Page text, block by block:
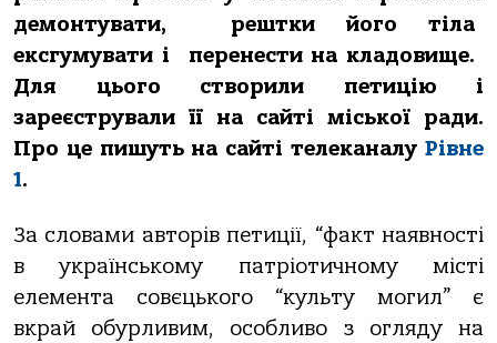
демонтувати, рештки його тіла
ексгумувати і
перенести на кладовище.
Для цього створили петицію і
зареєстрували її на сайті міської ради.
Про це пишуть на сайті телеканалу Рівне
1.
За словами авторів петиції, “факт наявності
в українському патріотичному місті
елемента совєцького “культу могил” є
вкрай обурливим, особливо з огляду на